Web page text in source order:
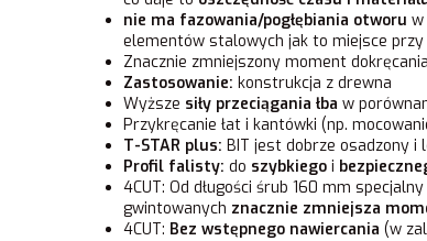
nie ma fazowania/pogłębiania otworu w
elementów stalowych jak to miejsce
Znacznie zmniejszony moment
Zastosowanie: konstrukcja z drewna
Wyższe siły przeciągania łba w
Przykręcanie łat i kantówki (np.
T-STAR plus: BIT jest dobrze osadzony i
Profil falisty: do szybkiego i
4CUT: Od długości śrub 160 mm
gwintowanych znacznie zmniejsza
4CUT: Bez wstępnego nawiercania (w